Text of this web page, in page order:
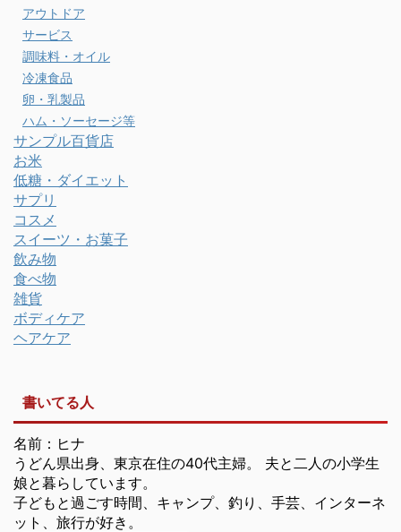
アウトドア
サービス
調味料・オイル
冷凍食品
卵・乳製品
ハム・ソーセージ等
サンプル百貨店
お米
低糖・ダイエット
サプリ
コスメ
スイーツ・お菓子
飲み物
食べ物
雑貨
ボディケア
ヘアケア
書いてる人
名前：ヒナ
うどん県出身、東京在住の40代主婦。 夫と二人の小学生
娘と暮らしています。
子どもと過ごす時間、キャンプ、釣り、手芸、インターネ
ット、旅行が好き。